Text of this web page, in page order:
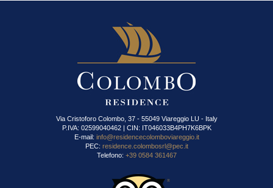
Via Cristoforo Colombo, 37 - 55049 Viareggio LU - Italy
P.IVA: 02599040462 | CIN: IT046033B4PH7K6BPK
E-mail: info@residencecolomboviareggio.it
PEC: residence.colombosrl@pec.it
Telefono: +39 0584 361467